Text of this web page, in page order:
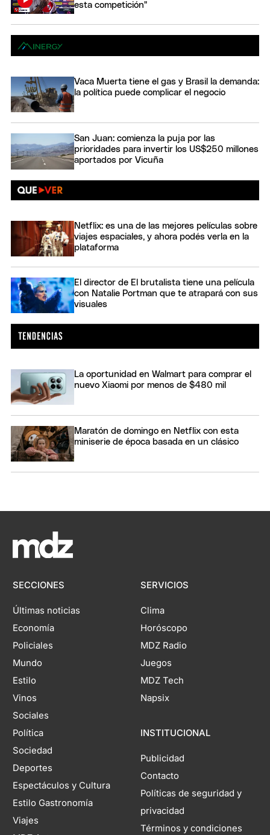
esta competición"
Vaca Muerta tiene el gas y Brasil la demanda:
la política puede complicar el negocio
San Juan: comienza la puja por las
prioridades para invertir los US$250 millones
aportados por Vicuña
Netflix: es una de las mejores películas sobre
viajes espaciales, y ahora podés verla en la
plataforma
El director de El brutalista tiene una película
con Natalie Portman que te atrapará con sus
visuales
La oportunidad en Walmart para comprar el
nuevo Xiaomi por menos de $480 mil
Maratón de domingo en Netflix con esta
miniserie de época basada en un clásico
SECCIONES
Últimas noticias
Economía
Policiales
Mundo
Estilo
Vinos
Sociales
Política
Sociedad
Deportes
Espectáculos y Cultura
Estilo Gastronomía
Viajes
SERVICIOS
Clima
Horóscopo
MDZ Radio
Juegos
MDZ Tech
Napsix
INSTITUCIONAL
Publicidad
Contacto
Políticas de seguridad y
privacidad
Términos y condiciones